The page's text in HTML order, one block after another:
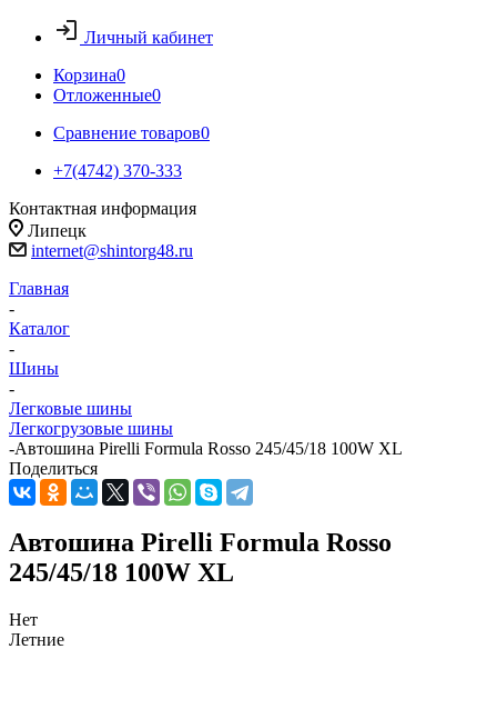
Личный кабинет
Корзина0
Отложенные0
Сравнение товаров0
+7(4742) 370-333
Контактная информация
Липецк
internet@shintorg48.ru
Главная
-
Каталог
-
Шины
-
Легковые шины
Легкогрузовые шины
-Автошина Pirelli Formula Rosso 245/45/18 100W XL
Поделиться
Автошина Pirelli Formula Rosso
245/45/18 100W XL
Нет
Летние